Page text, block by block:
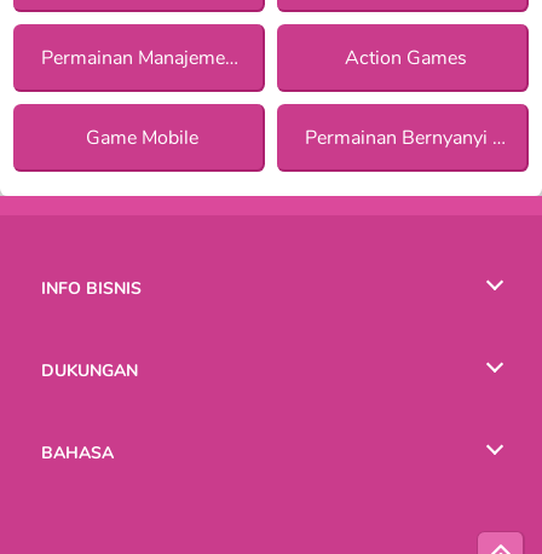
Permainan Manajemen bagi Anak Perempuan Action Games
Game Mobile Permainan Bernyanyi bagi Anak Perempuan
INFO BISNIS
DUKUNGAN
BAHASA